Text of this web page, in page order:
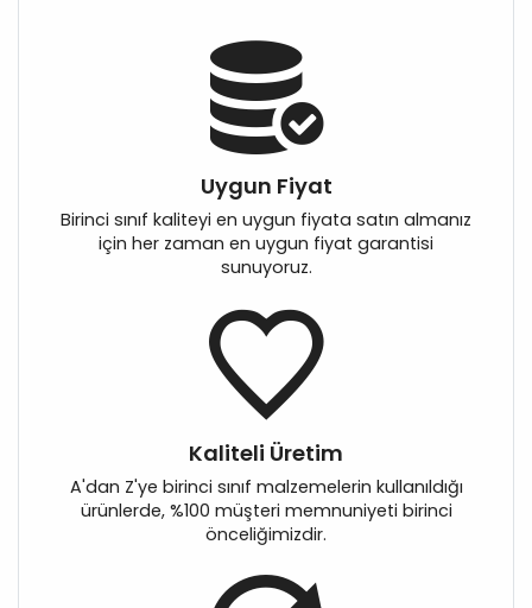
Uygun Fiyat
Birinci sınıf kaliteyi en uygun fiyata satın almanız
için her zaman en uygun fiyat garantisi
sunuyoruz.
Kaliteli Üretim
A'dan Z'ye birinci sınıf malzemelerin kullanıldığı
ürünlerde, %100 müşteri memnuniyeti birinci
önceliğimizdir.